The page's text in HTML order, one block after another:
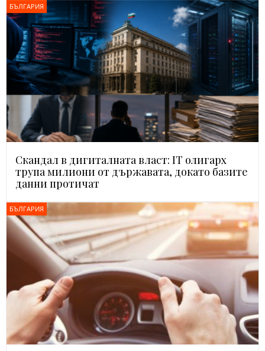
БЪЛГАРИЯ
Скандал в дигиталната власт: IT олигарх
трупа милиони от държавата, докато базите
данни протичат
БЪЛГАРИЯ